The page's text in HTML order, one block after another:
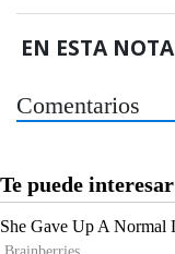
EN ESTA NOTA
Comentarios